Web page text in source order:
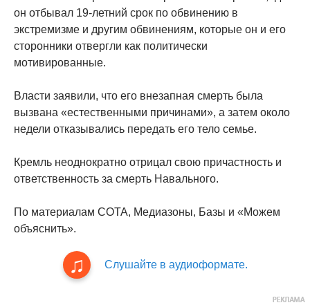
он отбывал 19-летний срок по обвинению в
экстремизме и другим обвинениям, которые он и его
сторонники отвергли как политически
мотивированные.
Власти заявили, что его внезапная смерть была
вызвана «естественными причинами», а затем около
недели отказывались передать его тело семье.
Кремль неоднократно отрицал свою причастность и
ответственность за смерть Навального.
По материалам СОТА, Медиазоны, Базы и «Можем
объяснить».
Слушайте в аудиоформате.